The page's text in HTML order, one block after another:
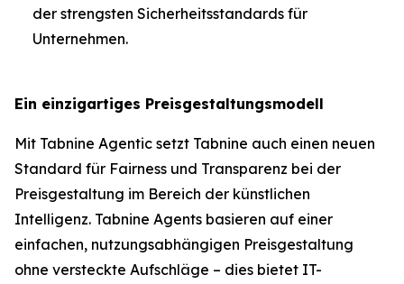
der strengsten Sicherheitsstandards für
Unternehmen.
Ein einzigartiges Preisgestaltungsmodell
Mit Tabnine Agentic setzt Tabnine auch einen neuen
Standard für Fairness und Transparenz bei der
Preisgestaltung im Bereich der künstlichen
Intelligenz. Tabnine Agents basieren auf einer
einfachen, nutzungsabhängigen Preisgestaltung
ohne versteckte Aufschläge – dies bietet IT-